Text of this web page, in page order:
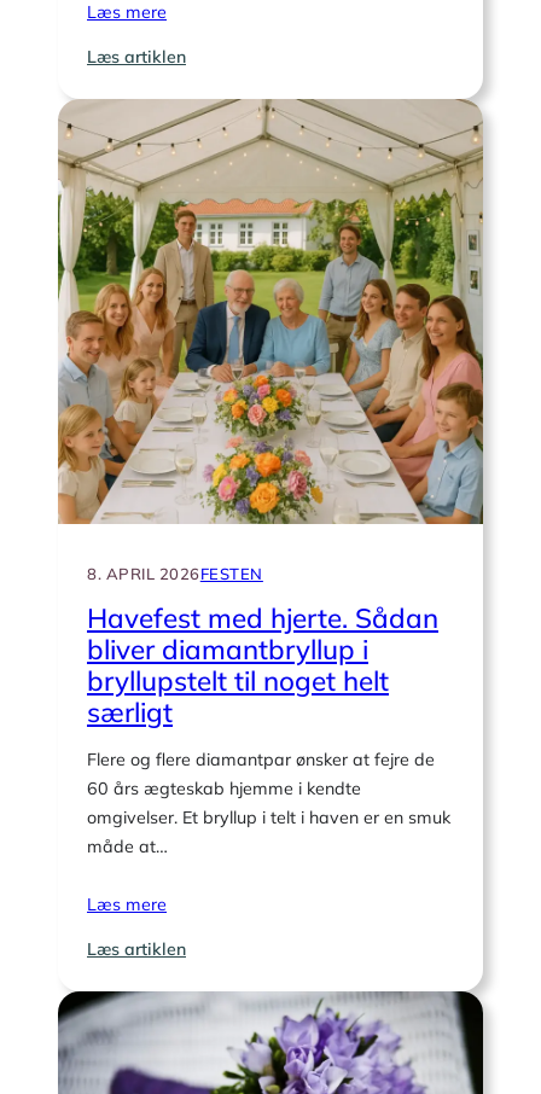
Læs mere
Læs artiklen:
starter
morgensangen
ved
et
diamantbryllup?
8. APRIL 2026FESTEN
Havefest med hjerte. Sådan
bliver diamantbryllup i
bryllupstelt til noget helt
særligt
Flere og flere diamantpar ønsker at fejre de
60 års ægteskab hjemme i kendte
omgivelser. Et bryllup i telt i haven er en smuk
måde at…
Læs mere
Læs artiklen:
med
Sådan
bliver